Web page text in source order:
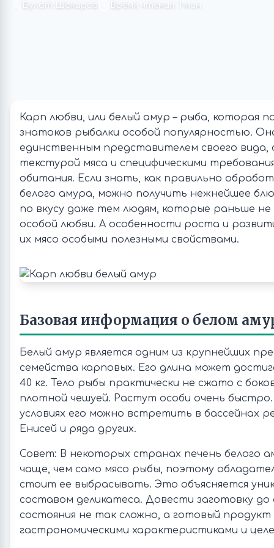
Булат Шакиров Время чтения: 1 мин
Карп любви, или белый амур – рыба, которая
знатоков рыбалки особой популярностью.
единственным представителем своего вида,
текстурой мяса и специфическими
обитания. Если знать, как правильно
белого амура, можно получить нежнейшее
по вкусу даже тем людям, которые раньше
особой любви. А особенности роста и
их мясо особыми полезными свойствами.
Базовая информация о белом
Белый амур является одним из крупнейших
семейства карповых. Его длина может
40 кг. Тело рыбы практически не сжато с
плотной чешуей. Растут особи очень
условиях его можно встретить в бассейнах
Енисей и ряда других.
Совет: В некоторых странах печень белого
чаще, чем само мясо рыбы, поэтому
стоит ее выбрасывать. Это объясняется
составом деликатеса. Довести заготовку
состояния не так сложно, а готовый
гастрономическими характеристиками и